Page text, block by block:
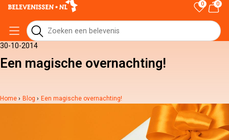
0 0
30-10-2014
Een magische overnachting!
Home › Blog › Een magische overnachting!